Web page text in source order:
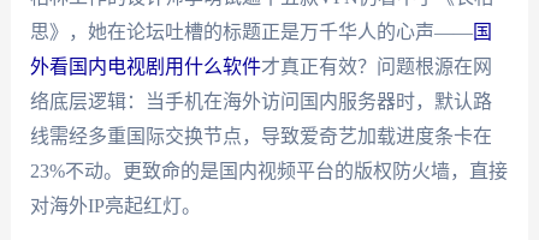
思》，她在论坛吐槽的标题正是万千华人的心声——国
外看国内电视剧用什么软件才真正有效？问题根源在网
络底层逻辑：当手机在海外访问国内服务器时，默认路
线需经多重国际交换节点，导致爱奇艺加载进度条卡在
23%不动。更致命的是国内视频平台的版权防火墙，直接
对海外IP亮起红灯。